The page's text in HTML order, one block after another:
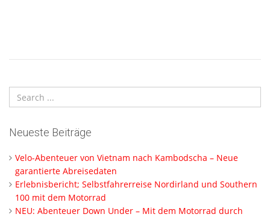
Neueste Beiträge
Velo-Abenteuer von Vietnam nach Kambodscha – Neue
garantierte Abreisedaten
Erlebnisbericht; Selbstfahrerreise Nordirland und Southern
100 mit dem Motorrad
NEU: Abenteuer Down Under – Mit dem Motorrad durch